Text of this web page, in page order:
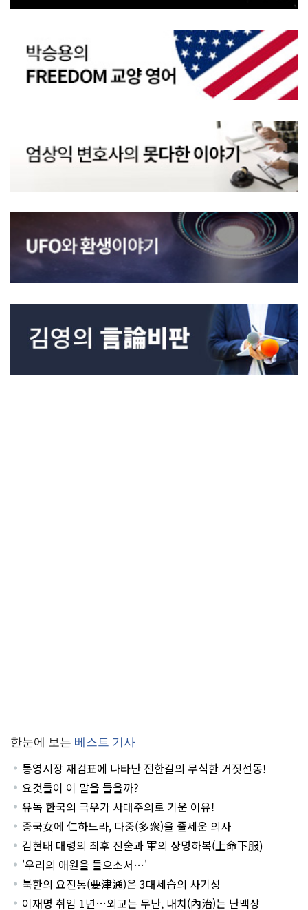
한눈에 보는 베스트 기사
통영시장 재검표에 나타난 전한길의 무식한 거짓선동!
요것들이 이 말을 들을까?
유독 한국의 극우가 사대주의로 기운 이유!
중국女에 仁하느라, 다중(多衆)을 줄세운 의사
김현태 대령의 최후 진술과 軍의 상명하복(上命下服)
'우리의 애원을 들으소서…'
북한의 요진통(要津通)은 3대세습의 사기성
이재명 취임 1년…외교는 무난, 내치(內治)는 난맥상